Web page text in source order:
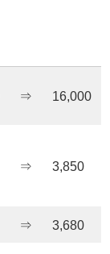
⇒ 16,000
⇒ 3,850
⇒ 3,680